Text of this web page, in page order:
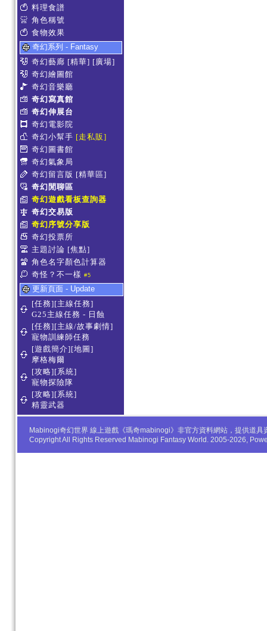
料理食譜
角色稱號
食物效果
奇幻系列 - Fantasy
奇幻藝廊 [精華] [廣場]
奇幻繪圖館
奇幻音樂廳
奇幻寫真館
奇幻伸展台
奇幻電影院
奇幻小幫手 [走私販]
奇幻圖書館
奇幻氣象局
奇幻留言版 [精華區]
奇幻閒聊區
奇幻遊戲看板查詢器
奇幻交易版
奇幻序號分享版
奇幻投票所
主題討論 [焦點]
角色名字顏色計算器
奇怪？不一樣 #5
更新頁面 - Update
[任務][主線任務]
G25主線任務 - 日蝕
[任務][主線/故事劇情]
寵物訓練師任務
[遊戲簡介][地圖]
摩格梅爾
[攻略][系統]
寵物探險隊
[攻略][系統]
精靈武器
Mabinogi奇幻世界 線上遊戲《瑪奇mabinogi》非官方資料網站，提供道
Copyright All Rights Reserved Mabinogi Fantasy World. 2005-2026,